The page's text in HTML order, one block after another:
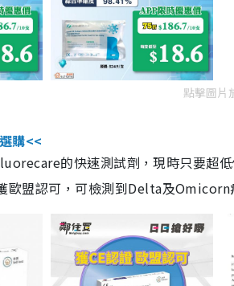
點擊圖片
購<<
的快速測試劑，現時只要超
歐盟認可，可檢測到Delta及